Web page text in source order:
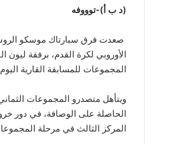
(د ب أ)-توووفه
الأوروبي لكرة القدم، برفقة ليون
المجموعات للمسابقة القارية
الحاصلة على الوصافة، في دور
المركز الثالث في مرحلة